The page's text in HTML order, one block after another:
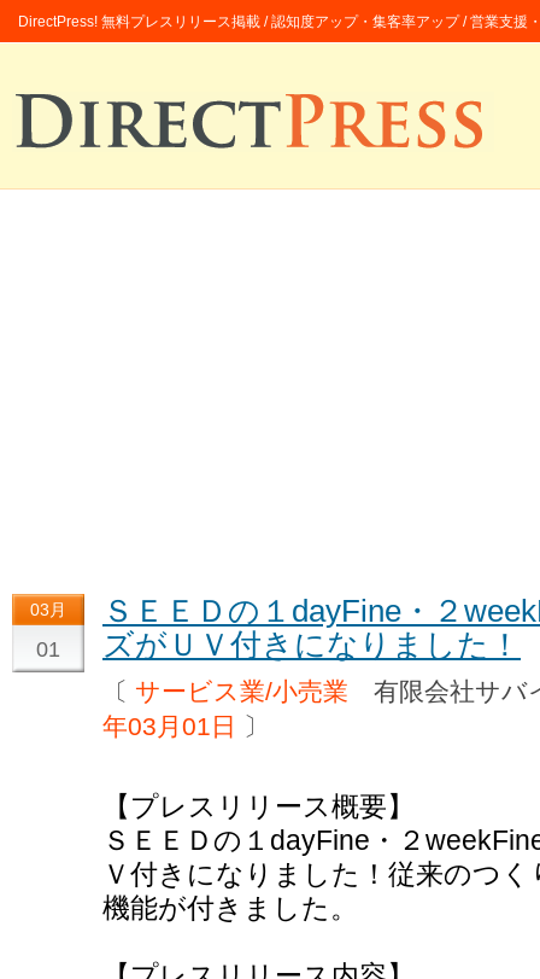
DirectPress! 無料プレスリリース掲載 / 認知度アップ・集客率アップ / 営業支援
03月
01
ＳＥＥＤの１dayFine・２
ズがＵＶ付きになりました！
〔 サービス業/小売業 有限会社サ
年03月01日
〕
【プレスリリース概要】
ＳＥＥＤの１dayFine・２
Ｖ付きになりました！従来のつ
機能が付きました。